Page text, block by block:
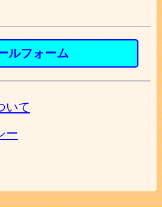
ルフォーム
いて
ー